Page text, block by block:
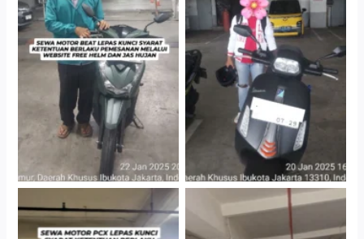
Cityplaza Jatinegara
Gedung Parkir P6A
Cityplaza Jatinegara
Gedung Parkir P6A